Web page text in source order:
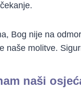
Bog nije na
naše molitve.
naši